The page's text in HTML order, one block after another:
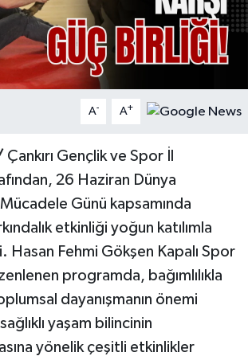
A- A+
Çankırı Gençlik ve Spor İl
26 Haziran Dünya
Günü kapsamında
etkinliği yoğun katılımla
Fehmi Gökşen Kapalı Spor
programda, bağımlılıkla
dayanışmanın önemi
yaşam bilincinin
yönelik çeşitli etkinlikler